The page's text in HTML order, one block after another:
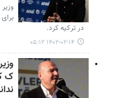
در ترکیه کرد.
۱۴۰۲-۰۲-۱۴ ۰۵:۱۲
ک